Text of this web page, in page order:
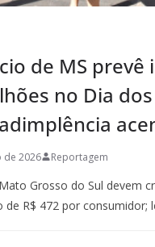
de MS prevê
no Dia dos
de 2026 Reportagem
Grosso do Sul devem
de R$ 472 por consumidor;